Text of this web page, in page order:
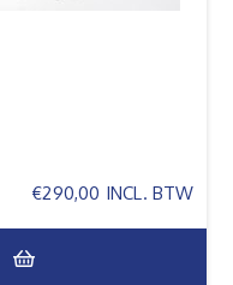
€290,00 INCL. BTW